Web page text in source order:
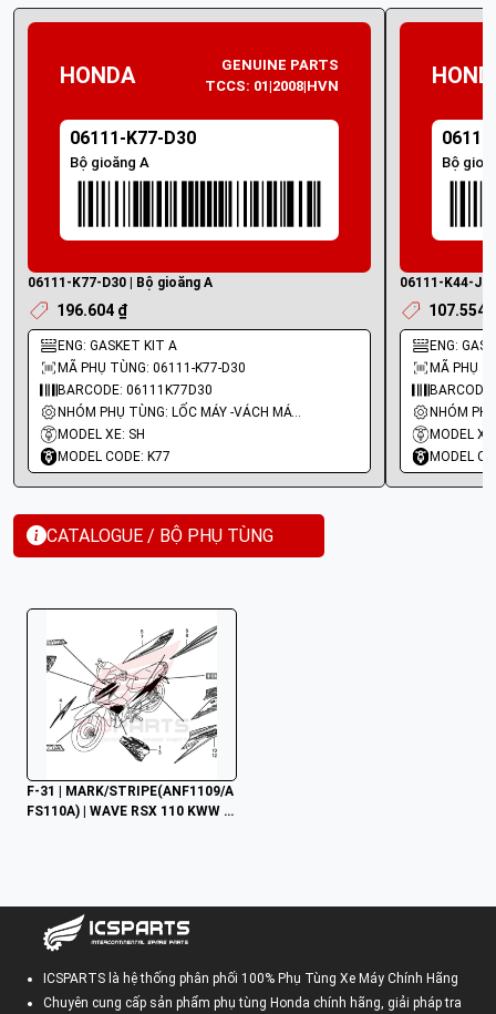
HONDA
GENUINE PARTS
TCCS: 01|2008|HVN
06111-K77-D30
Bộ gioăng A
06111-K77-D30 | Bộ gioăng A
196.604 ₫
ENG: GASKET KIT A
MÃ PHỤ TÙNG: 06111-K77-D30
BARCODE: 06111K77D30
NHÓM PHỤ TÙNG: LỐC MÁY -VÁCH MÁY - GIOĂNG MÁY
MODEL XE: SH
MODEL CODE: K77
Bộ
06111-K44-
107.554
ENG:
MÃ PHỤ
MODEL
MODEL
CATALOGUE / BỘ PHỤ TÙNG
F-31 | MARK/STRIPE(ANF1109/A
FS110A) | WAVE RSX 110 KWW (2
ICSPARTS là hệ thống phân phối 100% Phụ Tùng Xe Máy Chính Hãng
Chuyên cung cấp sản phẩm phụ tùng Honda chính hãng, giải pháp tra